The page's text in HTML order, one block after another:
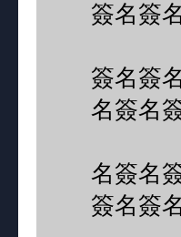
簽名簽
簽名簽
名簽名
名簽名
簽名簽